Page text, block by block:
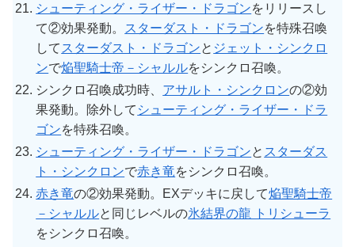
シューティング・ライザー・ドラゴンをリリースし
て②効果発動。
スターダスト・ドラゴンを特殊召喚
して スターダスト・ドラゴンと ジェット・シンクロ
ンで焔聖騎士帝－シャルルをシンクロ召喚。
シンクロ召喚成功時、 アサルト・シンクロンの②効
果発動。除外して シューティング・ライザー・ドラ
ゴンを特殊召喚。
シューティング・ライザー・ドラゴンと スターダス
ト・シンクロンで赤き竜をシンクロ召喚。
赤き竜の②効果発動。EXデッキに戻して焔聖騎士帝
－シャルルと同じレベルの氷結界の龍 トリシューラ
をシンクロ召喚。